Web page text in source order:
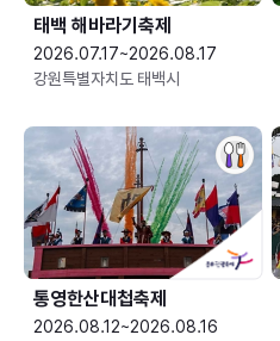
태백 해바라기축제
2026.07.17~2026.08.17
강원특별자치도 태백시
통영한산대첩축제
2026.08.12~2026.08.16